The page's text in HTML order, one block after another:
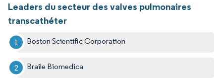
Leaders du secteur des valves pulmonaires
transcathéter
Boston Scientific Corporation
Braile Biomedica